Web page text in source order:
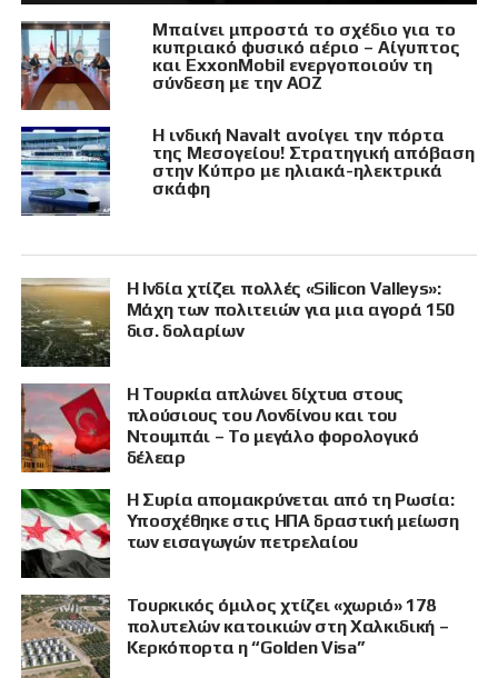
Μπαίνει μπροστά το σχέδιο για το
κυπριακό φυσικό αέριο – Αίγυπτος
και ExxonMobil ενεργοποιούν τη
σύνδεση με την ΑΟΖ
Η ινδική Navalt ανοίγει την πόρτα
της Μεσογείου! Στρατηγική απόβαση
στην Κύπρο με ηλιακά-ηλεκτρικά
σκάφη
Η Ινδία χτίζει πολλές «Silicon Valleys»:
Μάχη των πολιτειών για μια αγορά 150
δισ. δολαρίων
Η Τουρκία απλώνει δίχτυα στους
πλούσιους του Λονδίνου και του
Ντουμπάι – Το μεγάλο φορολογικό
δέλεαρ
Η Συρία απομακρύνεται από τη Ρωσία:
Υποσχέθηκε στις ΗΠΑ δραστική μείωση
των εισαγωγών πετρελαίου
Τουρκικός όμιλος χτίζει «χωριό» 178
πολυτελών κατοικιών στη Χαλκιδική –
Κερκόπορτα η “Golden Visa”